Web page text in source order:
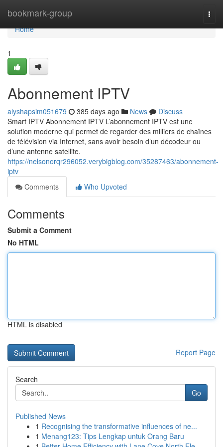
bookmark-group
Home
Home
1
Abonnement IPTV
alyshapsim051679 385 days ago News
Discuss
Smart IPTV Abonnement IPTV L’abonnement IPTV est une
solution moderne qui permet de regarder des milliers de chaînes
de télévision via Internet, sans avoir besoin d’un décodeur ou
d’une antenne satellite.
https://nelsonorqr296052.verybigblog.com/35287463/abonnement-
iptv
Comments
Who Upvoted
Comments
Submit a Comment
No HTML
HTML is disabled
Report Page
Search
Go
Published News
1 Recognising the transformative influences of ne...
1 Menang123: Tips Lengkap untuk Orang Baru